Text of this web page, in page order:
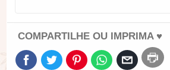
COMPARTILHE OU IMPRIMA ♥